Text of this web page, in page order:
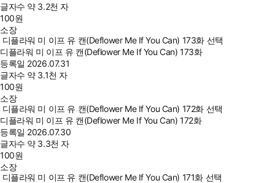
글자수 약 3.2천 자
100원
소장
디플라워 미 이프 유 캔(Deflower Me If You Can) 173화 선택
디플라워 미 이프 유 캔(Deflower Me If You Can) 173화
등록일 2026.07.31
글자수 약 3.1천 자
100원
소장
디플라워 미 이프 유 캔(Deflower Me If You Can) 172화 선택
디플라워 미 이프 유 캔(Deflower Me If You Can) 172화
등록일 2026.07.30
글자수 약 3.3천 자
100원
소장
디플라워 미 이프 유 캔(Deflower Me If You Can) 171화 선택